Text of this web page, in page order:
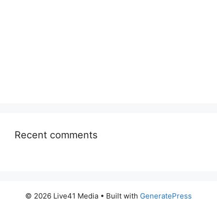
Recent comments
© 2026 Live41 Media • Built with GeneratePress